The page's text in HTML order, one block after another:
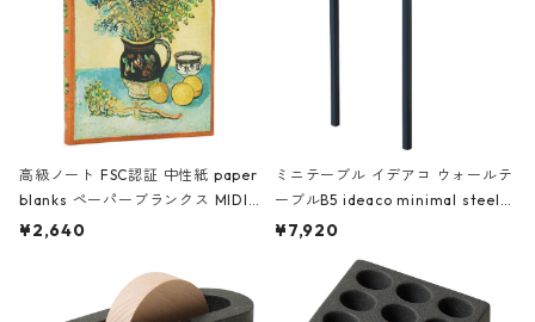
高級ノート FSC認証 中性紙 paper
blanks ペーパーブランクス MIDI
ハードカバー 罫線 ヴァン・ゴッホ
¥2,640
ミニテーブル イデアコ ウォールテ
ーブルB5 ideaco minimal steel f
urniture WALL Table B5 ネイビー
¥7,920